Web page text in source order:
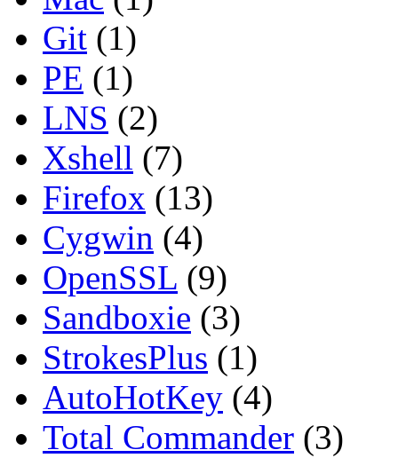
Git (1)
PE (1)
LNS (2)
Xshell (7)
Firefox (13)
Cygwin (4)
OpenSSL (9)
Sandboxie (3)
StrokesPlus (1)
AutoHotKey (4)
Total Commander (3)